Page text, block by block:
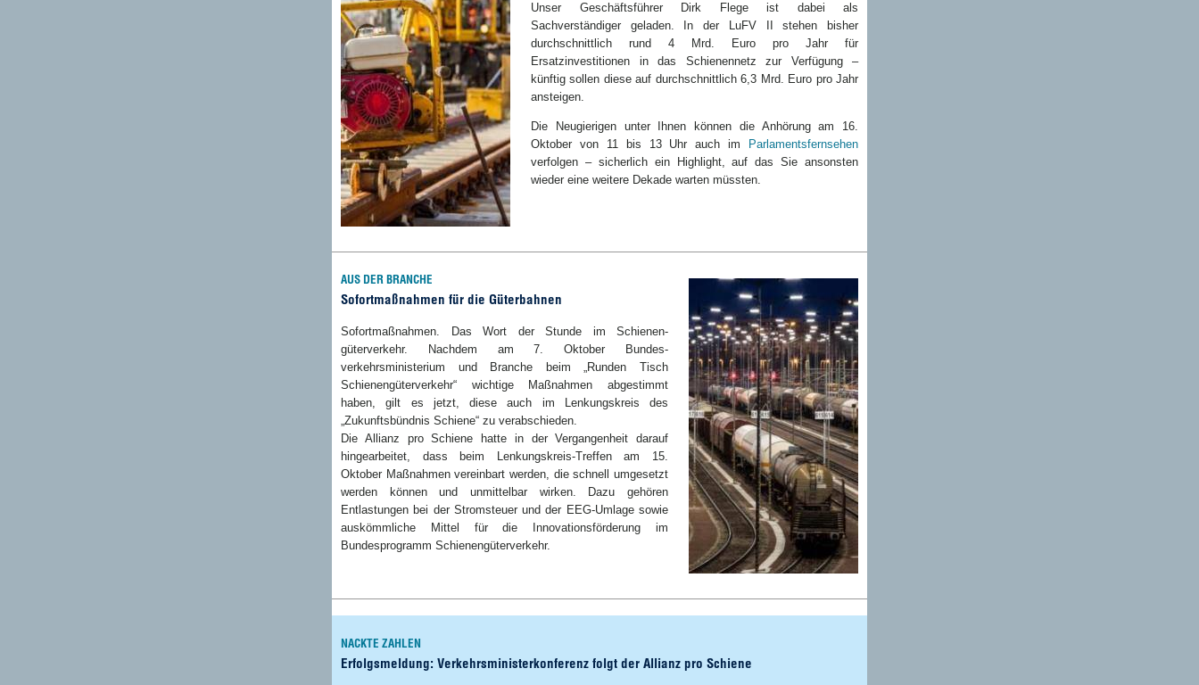
Unser Geschäftsführer Dirk Flege ist dabei als
Sachverständiger geladen. In der LuFV II stehen bisher
durchschnittlich rund 4 Mrd. Euro pro Jahr für
Ersatzinvestitionen in das Schienennetz zur Verfügung –
künftig sollen diese auf durchschnittlich 6,3 Mrd. Euro pro Jahr
ansteigen.
Die Neugierigen unter Ihnen können die Anhörung am 16.
Oktober von 11 bis 13 Uhr auch im
Parlamentsfernsehen
verfolgen – sicherlich ein Highlight, auf das Sie ansonsten
wieder eine weitere Dekade warten müssten.
AUS DER BRANCHE
Sofortmaßnahmen für die Güterbahnen
Sofortmaßnahmen. Das Wort der Stunde im Schienen-
güterverkehr. Nachdem am 7. Oktober Bundes-
verkehrsministerium und Branche beim „Runden Tisch
Schienengüterverkehr“ wichtige Maßnahmen abgestimmt
haben, gilt es jetzt, diese auch im Lenkungskreis des
„Zukunftsbündnis Schiene“ zu verabschieden.
Die Allianz pro Schiene hatte in der Vergangenheit darauf
hingearbeitet, dass beim Lenkungskreis-Treffen am 15.
Oktober Maßnahmen vereinbart werden, die schnell umgesetzt
werden können und unmittelbar wirken. Dazu gehören
Entlastungen bei der Stromsteuer und der EEG-Umlage sowie
auskömmliche Mittel für die Innovationsförderung im
Bundesprogramm Schienengüterverkehr.
NACKTE ZAHLEN
Erfolgsmeldung: Verkehrsministerkonferenz folgt der Allianz pro Schiene